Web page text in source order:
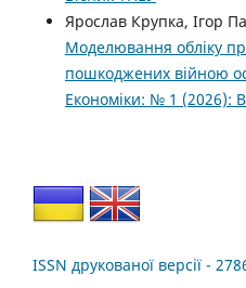
Ярослав Крупка, Ігор
Моделювання обліку
пошкоджених війною
Економіки: № 1 (2026):
ISSN друкованої версії -